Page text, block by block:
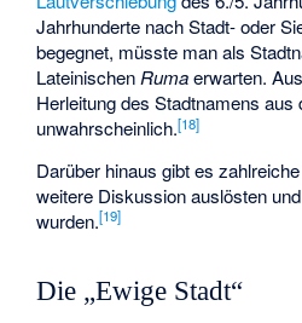
Jahrhunderte nach Stadt- oder
begegnet, müsste man als
LateinischenRumaerwarten.
Herleitung des Stadtnamens
unwahrscheinlich.[18]
Darüber hinaus gibt es
weitere Diskussion auslösten
wurden.[19]
Die „Ewige Stadt“